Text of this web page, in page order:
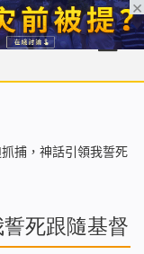
證 信仰解答 聖經
捕，神話引領我誓死
死跟隨基督